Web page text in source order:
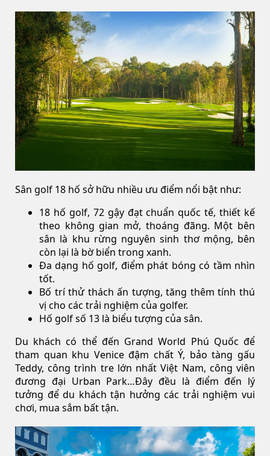
Sân golf 18 hố sở hữu nhiều ưu điểm nổi bật như:
18 hố golf, 72 gậy đạt chuẩn quốc tế, thiết kế
theo không gian mở, thoáng đãng. Một bên
sân là khu rừng nguyên sinh thơ mộng, bên
còn lại là bờ biển trong xanh.
Đa dạng hố golf, điểm phát bóng có tầm nhìn
tốt.
Bố trí thử thách ấn tượng, tăng thêm tính thú
vị cho các trải nghiệm của golfer.
Hố golf số 13 là biểu tượng của sân.
Du khách có thể đến Grand World Phú Quốc để
tham quan khu Venice đậm chất Ý, bảo tàng gấu
Teddy, công trình tre lớn nhất Việt Nam, công viên
đương đại Urban Park…Đây đều là điểm đến lý
tưởng để du khách tận hưởng các trải nghiệm vui
chơi, mua sắm bất tận.